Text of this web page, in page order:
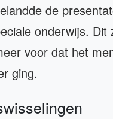
de
onderwijs. Dit
voor dat het
ging.